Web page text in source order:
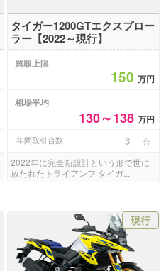
タイガー1200GTエクスプロー
ラー【2022～現行】
買取上限
150 万円
相場平均
130～138 万円
年間取引台数 3 台
2022年に完全新設計という形で世に
放たれたトライアンフ タイガ...
現行